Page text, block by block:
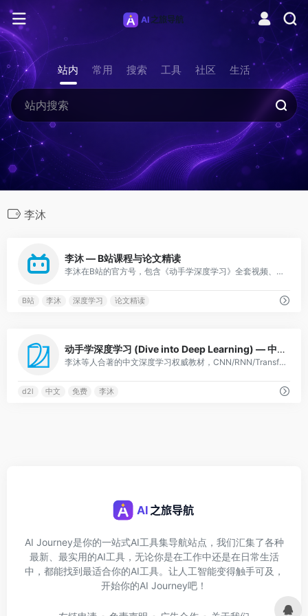
站内 常用 搜索 工具 社区 生活
李沐
李沐 — B站课程与论文精读
李沐在B站的官方号，包含《动手学深度学习》全套视频、论文精读系列（Transformer/BERT/GPT等），讲解清晰深入。
B站 李沐 深度学习 论文精读
动手学深度学习 (Dive into Deep Learning) — 中文版
李沐等人合著的中文深度学习权威教材，CNN/RNN/Transformer/GAN全覆盖，多框架实现，B站有配套视频，国内深度学习入门首选。
d2l 中文 免费 李沐
AI Journey是你的一站式AI工具集导航站点，我们汇集了各种
最新、最实用的AI工具，无论你是在工作中还是在日常生活
中，都能找到最适合你的AI工具。让人工智能变得触手可及，
开始你的AI Journey吧！